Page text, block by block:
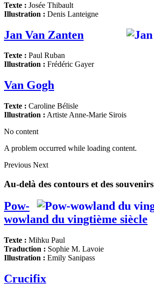
Texte : Josée Thibault
Illustration : Denis Lanteigne
Jan Van Zanten
Texte : Paul Ruban
Illustration : Frédéric Gayer
Van Gogh
Texte : Caroline Bélisle
Illustration : Artiste Anne-Marie Sirois
No content
A problem occurred while loading content.
Previous Next
Au-delà des contours et des souvenirs
Pow-
wowland du vingtième siècle
Texte : Mihku Paul
Traduction : Sophie M. Lavoie
Illustration : Emily Sanipass
Crucifix